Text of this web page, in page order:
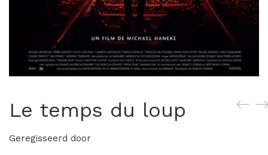
Le temps du loup
Geregisseerd door